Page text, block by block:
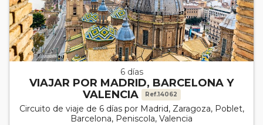
6 días
VIAJAR POR MADRID, BARCELONA Y
VALENCIA
Ref.14062
Circuito de viaje de 6 días por Madrid, Zaragoza, Poblet,
Barcelona, Peniscola, Valencia